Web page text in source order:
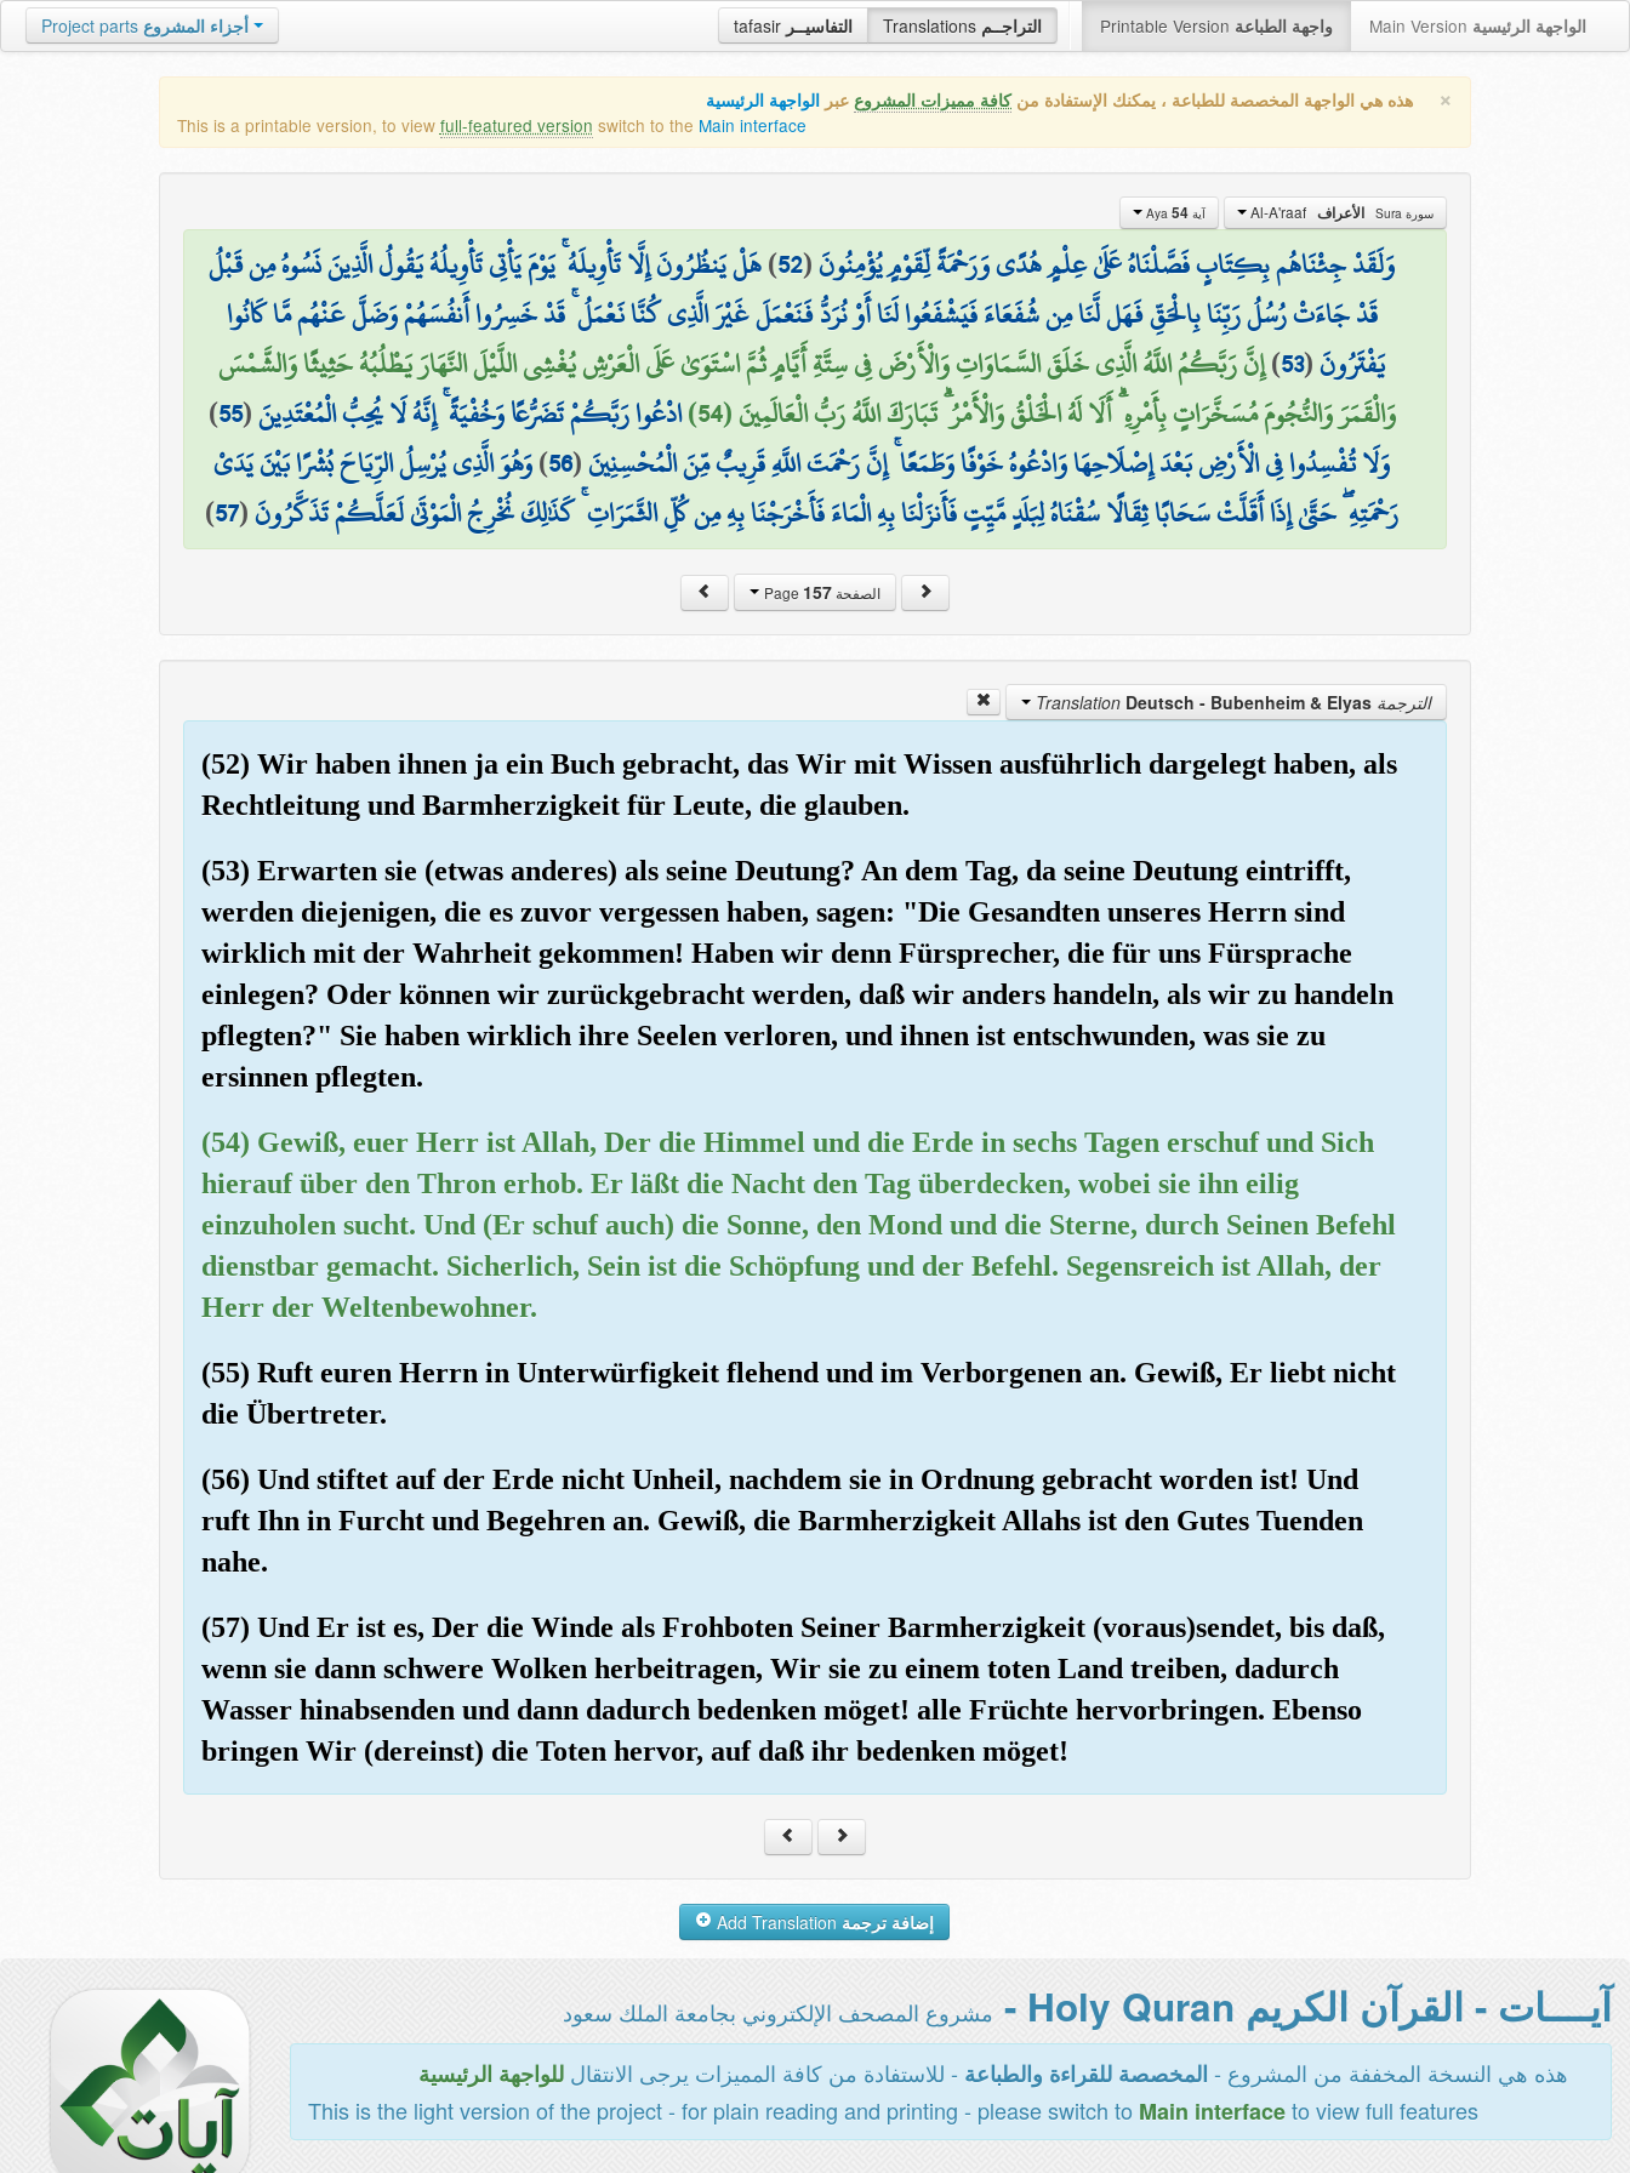
tafasir التفاسيــر Translations التراجــم Printable Version واجهة الطباعة Main Version الواجهة الرئيسية Project parts أجزاء المشروع
× هذه هي الواجهة المخصصة للطباعة ، يمكنك الإستفادة منكافة مميزات المشروع عبر الواجهة الرئيسية
This is a printable version, to view full-featured version switch to the Main interface
سورة Sura الأعراف آية Aya 54
وَلَقَدْ جِئْنَاهُم بِكِتَابٍ فَصَّلْنَاهُ عَلَىٰ عِلْمٍ هُدًى وَرَحْمَةً لِّقَوْمٍ يُؤْمِنُونَ(
52
)هَلْ يَنظُرُونَ إِلَّا تَأْوِيلَهُ ۚ يَوْمَ يَأْتِي تَأْوِيلُهُ يَقُولُ الَّذِينَ نَسُوهُ مِن قَبْلُ
قَدْ جَاءَتْ رُسُلُ رَبِّنَا بِالْحَقِّ فَهَل لَّنَا مِن شُفَعَاءَ فَيَشْفَعُوا لَنَا أَوْ نُرَدُّ فَنَعْمَلَ غَيْرَ الَّذِي كُنَّا نَعْمَلُ ۚ قَدْ خَسِرُوا أَنفُسَهُمْ وَضَلَّ عَنْهُم مَّا كَانُوا
يَفْتَرُونَ(
53
)إِنَّ رَبَّكُمُ اللَّهُ الَّذِي خَلَقَ السَّمَاوَاتِ وَالْأَرْضَ فِي سِتَّةِ أَيَّامٍ ثُمَّ اسْتَوَىٰ عَلَى الْعَرْشِ يُغْشِي اللَّيْلَ النَّهَارَ يَطْلُبُهُ حَثِيثًا وَالشَّمْسَ
وَالْقَمَرَ وَالنُّجُومَ مُسَخَّرَاتٍ بِأَمْرِهِ ۗ أَلَا لَهُ الْخَلْقُ وَالْأَمْرُ ۗ تَبَارَكَ اللَّهُ رَبُّ الْعَالَمِينَ (54)
ادْعُوا رَبَّكُمْ تَضَرُّعًا وَخُفْيَةً ۚ إِنَّهُ لَا يُحِبُّ الْمُعْتَدِينَ(
55
)
وَلَا تُفْسِدُوا فِي الْأَرْضِ بَعْدَ إِصْلَاحِهَا وَادْعُوهُ خَوْفًا وَطَمَعًا ۚ إِنَّ رَحْمَتَ اللَّهِ قَرِيبٌ مِّنَ الْمُحْسِنِينَ(
56
)وَهُوَ الَّذِي يُرْسِلُ الرِّيَاحَ بُشْرًا بَيْنَ يَدَيْ
رَحْمَتِهِ ۖ حَتَّىٰ إِذَا أَقَلَّتْ سَحَابًا ثِقَالًا سُقْنَاهُ لِبَلَدٍ مَّيِّتٍ فَأَنزَلْنَا بِهِ الْمَاءَ فَأَخْرَجْنَا بِهِ مِن كُلِّ الثَّمَرَاتِ ۚ كَذَٰلِكَ نُخْرِجُ الْمَوْتَىٰ لَعَلَّكُمْ تَذَكَّرُونَ(
57
)
الصفحة Page157
الترجمة Translation Deutsch - Bubenheim & Elyas
(52) Wir haben ihnen ja ein Buch gebracht, das Wir mit Wissen ausführlich dargelegt haben, als
Rechtleitung und Barmherzigkeit für Leute, die glauben.
(53) Erwarten sie (etwas anderes) als seine Deutung? An dem Tag, da seine Deutung eintrifft,
werden diejenigen, die es zuvor vergessen haben, sagen: "Die Gesandten unseres Herrn sind
wirklich mit der Wahrheit gekommen! Haben wir denn Fürsprecher, die für uns Fürsprache
einlegen? Oder können wir zurückgebracht werden, daß wir anders handeln, als wir zu handeln
pflegten?" Sie haben wirklich ihre Seelen verloren, und ihnen ist entschwunden, was sie zu
ersinnen pflegten.
(54) Gewiß, euer Herr ist Allah, Der die Himmel und die Erde in sechs Tagen erschuf und Sich
hierauf über den Thron erhob. Er läßt die Nacht den Tag überdecken, wobei sie ihn eilig
einzuholen sucht. Und (Er schuf auch) die Sonne, den Mond und die Sterne, durch Seinen Befehl
dienstbar gemacht. Sicherlich, Sein ist die Schöpfung und der Befehl. Segensreich ist Allah, der
Herr der Weltenbewohner.
(55) Ruft euren Herrn in Unterwürfigkeit flehend und im Verborgenen an. Gewiß, Er liebt nicht
die Übertreter.
(56) Und stiftet auf der Erde nicht Unheil, nachdem sie in Ordnung gebracht worden ist! Und
ruft Ihn in Furcht und Begehren an. Gewiß, die Barmherzigkeit Allahs ist den Gutes Tuenden
nahe.
(57) Und Er ist es, Der die Winde als Frohboten Seiner Barmherzigkeit (voraus)sendet, bis daß,
wenn sie dann schwere Wolken herbeitragen, Wir sie zu einem toten Land treiben, dadurch
Wasser hinabsenden und dann dadurch bedenken möget! alle Früchte hervorbringen. Ebenso
bringen Wir (dereinst) die Toten hervor, auf daß ihr bedenken möget!
إضافة ترجمة
آيــــات - القرآن الكريم Holy Quran - مشروع المصحف الإلكتروني بجامعة الملك سعود
هذه هي النسخة المخففة من المشروع - المخصصة للقراءة والطباعة - للاستفادة من كافة المميزات يرجى الانتقالللواجهة الرئيسية
This is the light version of the project - for plain reading and printing - please switch to Main interfaceto view full features